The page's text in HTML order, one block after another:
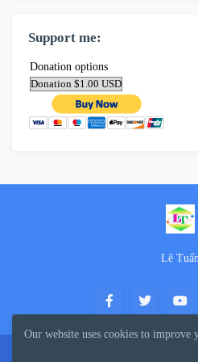
Support me:
Donation options
Lê
Our website uses cookies to improve